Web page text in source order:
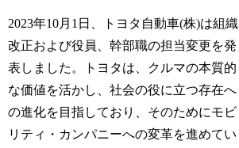
2023年10月1日、トヨタ自動車(株)は組織
改正および役員、幹部職の担当変更を発
表しました。トヨタは、クルマの本質的
な価値を活かし、社会の役に立つ存在へ
の進化を目指しており、そのためにモビ
リティ・カンパニーへの変革を進めてい